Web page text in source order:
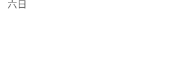
六日